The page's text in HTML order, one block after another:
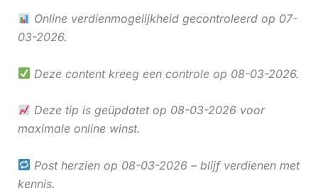
Online verdienmogelijkheid gecontroleerd op 07-
03-2026.
Deze content kreeg een controle op 08-03-2026.
Deze tip is geüpdatet op 08-03-2026 voor
maximale online winst.
Post herzien op 08-03-2026 – blijf verdienen met
kennis.